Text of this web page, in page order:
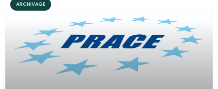
ARCHIVAGE